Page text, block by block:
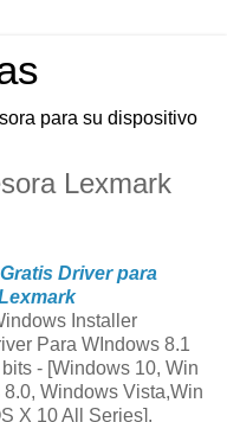
para su dispositivo
Lexmark
Driver para
Installer
Para WIndows 8.1
- [Windows 10, Win
Windows Vista,Win
X 10 All Series].